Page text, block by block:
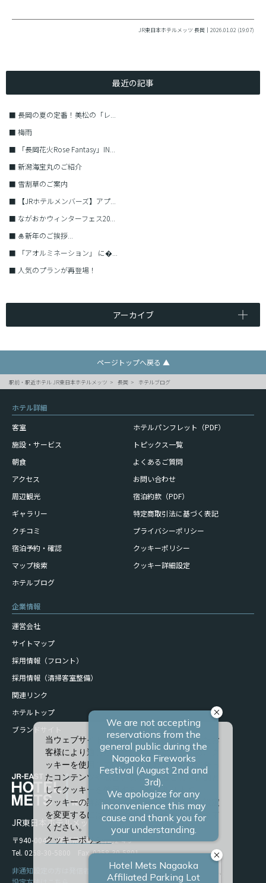
JR東日本ホテルメッツ 長岡｜2026.01.02 (19:07)
最近の記事
■ 長岡の夏の定番！美松の「レ...
■ 梅雨
■
「長岡花火Rose Fantasy」IN...
■ 新潟海宝丸のご紹介
■ 雪割草のご案内
■
【JRホテルメンバーズ】アプ...
■ ながおかウィンターフェス20...
■ 🎍新年のご挨拶...
■
「アオルミネーション」 に�...
■ 人気のプランが再登場！
アーカイブ
ページトップへ戻る ▲
駅前・駅近ホテル JR東日本ホテルメッツ 長岡 ホテルブログ
ホテル詳細
客室
施設・サービス
朝食
アクセス
周辺観光
ギャラリー
クチコミ
宿泊予約・確認
マップ検索
ホテルブログ
ホテルパンフレット（PDF）
トピックス一覧
よくあるご質問
お問い合わせ
宿泊約款（PDF）
特定商取引法に基づく表記
プライバシーポリシー
クッキーポリシー
クッキー詳細設定
企業情報
運営会社
サイトマップ
採用情報（フロント）
採用情報（清掃客室整備）
関連リンク
ホテルトップ
ブランドサイト
JR東日本ホテルメッツ 長岡
〒940-0048 新潟県長岡市台町2-4-9
Tel. 0258-30-5800 Fax. 0258-30-5801
非通知設定の方は発信者番号を設定の上お電話ください。
当ウェブサイトでは、サービスの向上、またお
客様により適したサービスを提供するため、ク
ッキーを使用しています。また、お客様に合っ
たコンテンツや広告を表示させることを目的と
してクッキーを使用する場合があります。
クッキーの詳細や、クッキーの種類ごとに設定
を変更するには、「詳細設定」をクリックして
ください。
クッキーポリシー
すべて許可